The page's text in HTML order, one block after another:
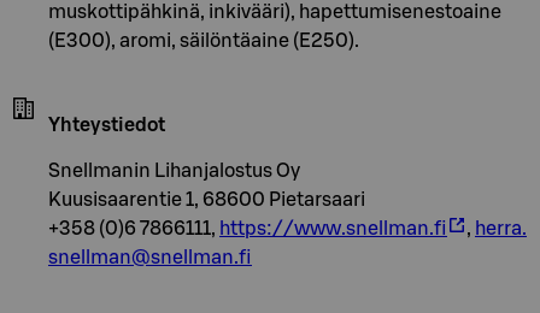
muskottipähkinä, inkivääri), hapettumisenestoaine
(E300), aromi, säilöntäaine (E250).
Yhteystiedot
Snellmanin Lihanjalostus Oy
Kuusisaarentie 1, 68600 Pietarsaari
+358 (0)6 7866111, https://www.snellman.fi , herra.
snellman@snellman.fi